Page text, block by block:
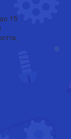
15